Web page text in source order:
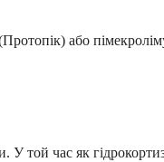
або
той час як